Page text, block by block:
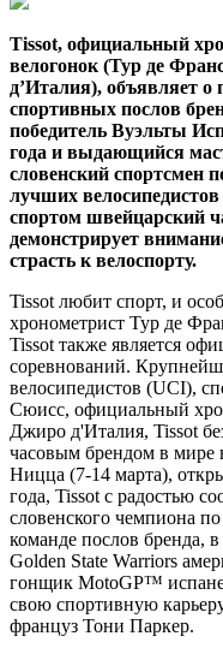
Tissot, официальный
велогонок (Тур де
д’Италия), объявляет о
спортивных послов
победитель Вуэльты
года и выдающийся
словенский спортсмен
лучших
спортом швейцарский
демонстрирует
страсть к велоспорту.
Tissot любит спорт, и
хронометрист Тур де
Tissot также является
соревнований.
велосипедистов (UCI),
Сюисс, официальный
Джиро д'Италия, Tissot
часовым брендом в мире
Ницца (7-14 марта),
года, Tissot с радостью
словенского чемпиона
команде послов бренда, в
Golden State Warriors
гонщик MotoGP™
свою спортивную
француз Тони Паркер.